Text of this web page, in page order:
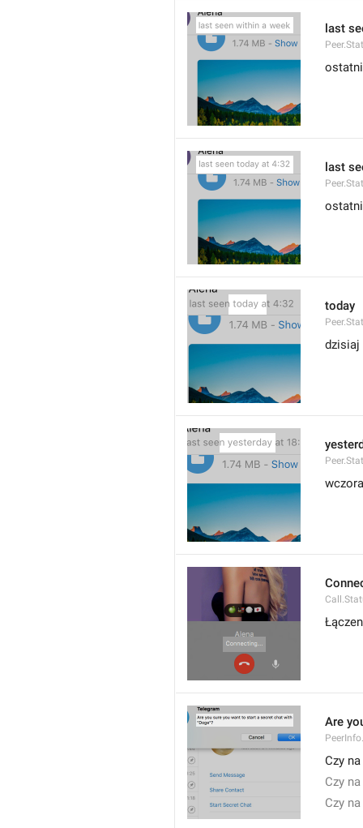
last
last
today
dzisiaj
Are
Czy
Czy
Czy